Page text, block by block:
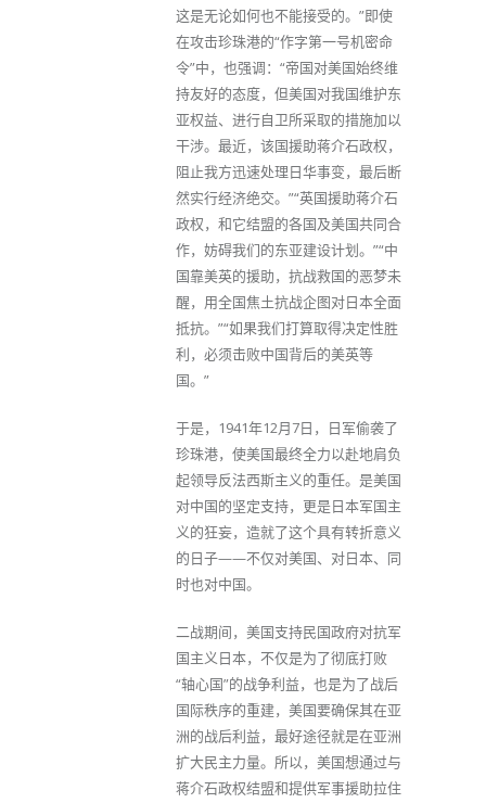
这是无论如何也不能接受的。”即使
在攻击珍珠港的“作字第一号机密命
令”中，也强调：“帝国对美国始终维
持友好的态度，但美国对我国维护东
亚权益、进行自卫所采取的措施加以
干涉。最近，该国援助蒋介石政权，
阻止我方迅速处理日华事变，最后断
然实行经济绝交。”“英国援助蒋介石
政权，和它结盟的各国及美国共同合
作，妨碍我们的东亚建设计划。”“中
国靠美英的援助，抗战救国的恶梦未
醒，用全国焦土抗战企图对日本全面
抵抗。”“如果我们打算取得决定性胜
利，必须击败中国背后的美英等
国。”
于是，1941年12月7日，日军偷袭了
珍珠港，使美国最终全力以赴地肩负
起领导反法西斯主义的重任。是美国
对中国的坚定支持，更是日本军国主
义的狂妄，造就了这个具有转折意义
的日子——不仅对美国、对日本、同
时也对中国。
二战期间，美国支持民国政府对抗军
国主义日本，不仅是为了彻底打败
“轴心国”的战争利益，也是为了战后
国际秩序的重建，美国要确保其在亚
洲的战后利益，最好途径就是在亚洲
扩大民主力量。所以，美国想通过与
蒋介石政权结盟和提供军事援助拉住